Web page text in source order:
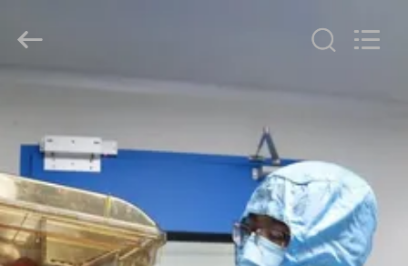
แรก
สินค้า
Cleanroom
Construction